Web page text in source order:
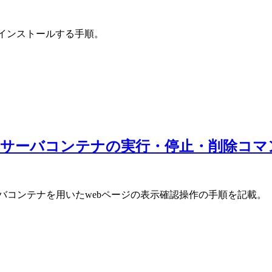
ンストールする手順。
ーバコンテナの実行・停止・削除コ
ンテナを用いたwebページの表示確認操作の手順を記載。